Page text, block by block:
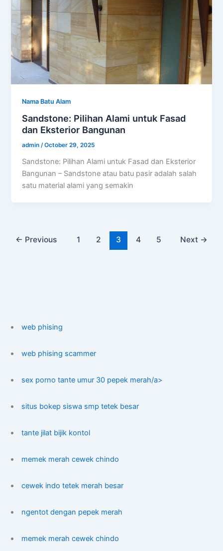
Nama Batu Alam
Sandstone: Pilihan Alami untuk Fasad
dan Eksterior Bangunan
admin/October 29, 2025
Sandstone: Pilihan Alami untuk Fasad dan Eksterior
Bangunan – Sandstone atau batu pasir adalah salah
satu material alami yang semakin
← Previous 1 2 3 4 5 Next →
web phising
web phising scammer
sex porno tante umur 30 pepek merah/a>
situs bokep siswa smp tetek besar
tante jilat bijik kontol
memek merah cewek chindo
cewek indo tetek merah besar
ngentot dengan pepek merah
memek merah cewek chindo